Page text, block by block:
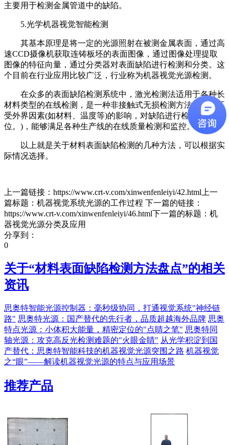
主要用于检测金属管道中的缺陷。
5.光学机器视觉智能检测
其基本原理是将一定的光源照射在被测金属表面，通过高
速CCD摄像机获取连铸板坯的表面图像，通过图像处理提取
图像的特征向量，通过分类器对表面缺陷进行检测和分类。这
个目前在行业应用比较广泛，行业称为机器视觉光源检测。
在众多的表面缺陷检测系统中，激光检测法适用于各种长
材料类型的在线检测，是一种非接触式无损检测方法，能够不
受外界因素(如材料、温度等)的影响，对缺陷进行检测和定
位。)，能够满足各种生产线的在线质量检测和监控。
以上就是关于材料表面缺陷检测的几种方法，可以根据实
际情况选择。
上一篇链接：https://www.crt-v.com/xinwenfenleiyi/42.html上一
篇标题：机器视觉系统光源的工作过程 下一篇的链接：
https://www.crt-v.com/xinwenfenleiyi/46.html下一篇的标题：机
器视觉光源分类及应用
分享到：
0
关于“材料表面缺陷检测方法盘点”的相关
资讯
思奥特智能光源控制器：毫秒级协同，打通视觉系统"神经链
路" 思奥特光源：国产替代的先行者，品质超越海外品牌 思奥
特点光源：小体积大能量，精密定位的"点睛之笔" 思奥特同
轴光源：攻克高反光检测难题的"火眼金睛" 从光学积淀到国
产替代：思奥特智能科技的机器视觉光源突围之路 机器视觉
之“眼”——解读机器视觉光源的特点与应用场景
推荐产品